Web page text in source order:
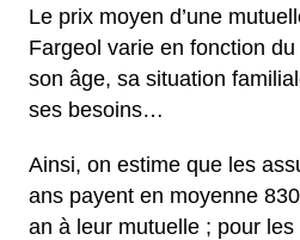
Le prix moyen d’une
Fargeol varie en fonction du
son âge, sa situation
ses besoins…
Ainsi, on estime que les
ans payent en moyenne
an à leur mutuelle ; pour les